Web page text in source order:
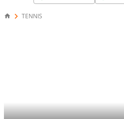
TENNIS